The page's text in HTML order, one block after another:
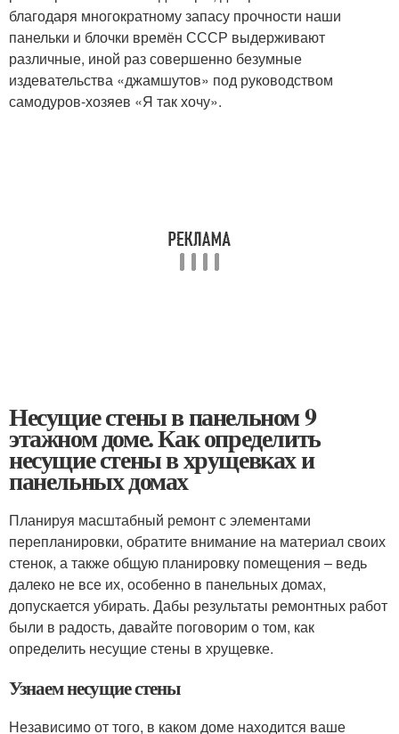
благодаря многократному запасу прочности наши
панельки и блочки времён СССР выдерживают
различные, иной раз совершенно безумные
издевательства «джамшутов» под руководством
самодуров-хозяев «Я так хочу».
Несущие стены в панельном 9
этажном доме. Как определить
несущие стены в хрущевках и
панельных домах
Планируя масштабный ремонт с элементами
перепланировки, обратите внимание на материал своих
стенок, а также общую планировку помещения – ведь
далеко не все их, особенно в панельных домах,
допускается убирать. Дабы результаты ремонтных работ
были в радость, давайте поговорим о том, как
определить несущие стены в хрущевке.
Узнаем несущие стены
Независимо от того, в каком доме находится ваше